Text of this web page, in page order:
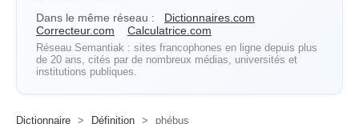
Dans le même réseau :
Dictionnaires.com
Correcteur.com
Calculatrice.com
Réseau Semantiak : sites francophones en ligne depuis plus
de 20 ans, cités par de nombreux médias, universités et
institutions publiques.
Dictionnaire > Définition > phébus